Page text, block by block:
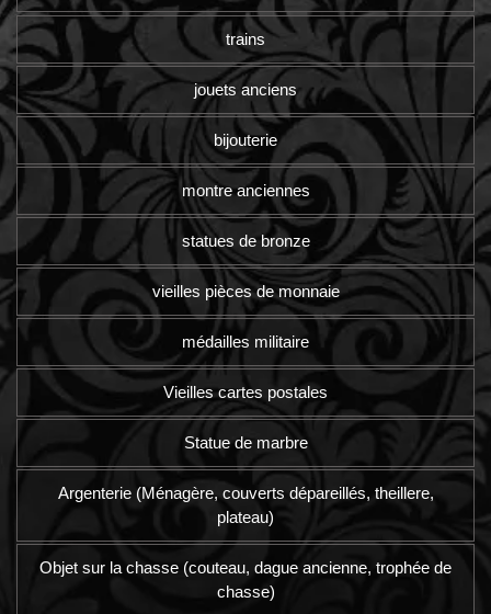
trains
jouets anciens
bijouterie
montre anciennes
statues de bronze
vieilles pièces de monnaie
médailles militaire
Vieilles cartes postales
Statue de marbre
Argenterie (Ménagère, couverts dépareillés, theillere,
plateau)
Objet sur la chasse (couteau, dague ancienne, trophée de
chasse)